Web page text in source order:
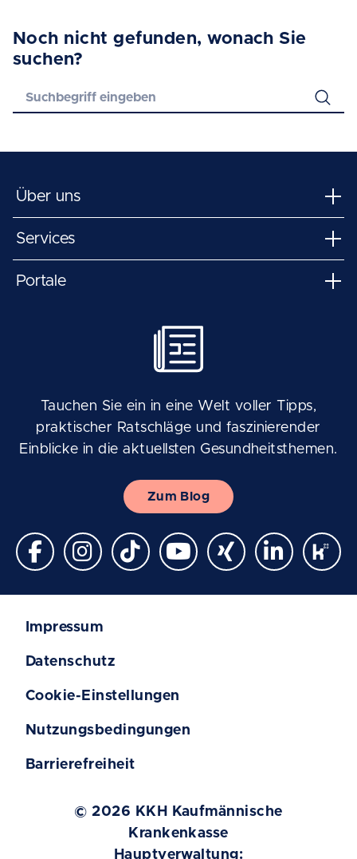
Noch nicht gefunden, wonach Sie
suchen?
Über uns
Services
Portale
Tauchen Sie ein in eine Welt voller Tipps,
praktischer Ratschläge und faszinierender
Einblicke in die aktuellsten Gesundheitsthemen.
Zum Blog
Impressum
Datenschutz
Cookie-Einstellungen
Nutzungsbedingungen
Barrierefreiheit
© 2026 KKH Kaufmännische
Krankenkasse
Hauptverwaltung: